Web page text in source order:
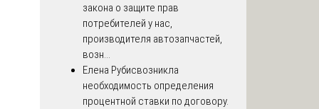
закона о защите прав
потребителей у нас,
производителя автозапчастей,
возн...
Елена Рубисвозникла
необходимость определения
процентной ставки по договору.